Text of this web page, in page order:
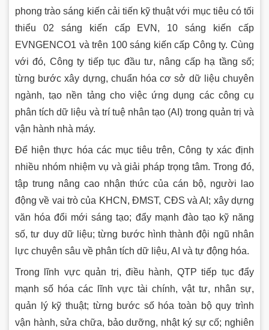
phong trào sáng kiến cải tiến kỹ thuật với mục tiêu có tối
thiểu 02 sáng kiến cấp EVN, 10 sáng kiến cấp
EVNGENCO1 và trên 100 sáng kiến cấp Công ty. Cùng
với đó, Công ty tiếp tục đầu tư, nâng cấp hạ tầng số;
từng bước xây dựng, chuẩn hóa cơ sở dữ liệu chuyên
ngành, tạo nền tảng cho việc ứng dụng các công cụ
phân tích dữ liệu và trí tuệ nhân tạo (AI) trong quản trị và
vận hành nhà máy.
Để hiện thực hóa các mục tiêu trên, Công ty xác định
nhiều nhóm nhiệm vụ và giải pháp trọng tâm. Trong đó,
tập trung nâng cao nhận thức của cán bộ, người lao
động về vai trò của KHCN, ĐMST, CĐS và AI; xây dựng
văn hóa đổi mới sáng tạo; đẩy mạnh đào tạo kỹ năng
số, tư duy dữ liệu; từng bước hình thành đội ngũ nhân
lực chuyên sâu về phân tích dữ liệu, AI và tự động hóa.
Trong lĩnh vực quản trị, điều hành, QTP tiếp tục đẩy
mạnh số hóa các lĩnh vực tài chính, vật tư, nhân sự,
quản lý kỹ thuật; từng bước số hóa toàn bộ quy trình
vận hành, sửa chữa, bảo dưỡng, nhật ký sự cố; nghiên